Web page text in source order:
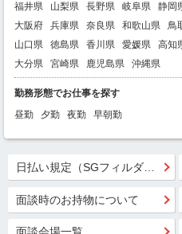
福井県
山梨県 長野県 岐阜県 静岡
大阪府
兵庫県 奈良県 和歌山県 鳥
山口県
徳島県 香川県 愛媛県 高知
大分県
宮崎県 鹿児島県 沖縄県
勤務形態でお仕事を探す
昼勤
夕勤 夜勤 早朝勤
日払い規定（SGフィルダー）
面談時のお持物について